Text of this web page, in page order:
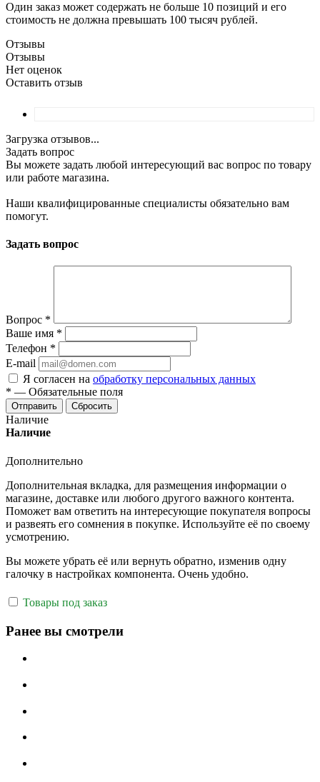
Один заказ может содержать не больше 10 позиций и его
стоимость не должна превышать 100 тысяч рублей.
Отзывы
Отзывы
Нет оценок
Оставить отзыв
Загрузка отзывов...
Задать вопрос
Вы можете задать любой интересующий вас вопрос по товару
или работе магазина.
Наши квалифицированные специалисты обязательно вам
помогут.
Задать вопрос
Вопрос *
Ваше имя *
Телефон *
E-mail
Я согласен на обработку персональных данных
* — Обязательные поля
Отправить Сбросить
Наличие
Наличие
Дополнительно
Дополнительная вкладка, для размещения информации о
магазине, доставке или любого другого важного контента.
Поможет вам ответить на интересующие покупателя вопросы
и развеять его сомнения в покупке. Используйте её по своему
усмотрению.
Вы можете убрать её или вернуть обратно, изменив одну
галочку в настройках компонента. Очень удобно.
Товары под заказ
Ранее вы смотрели